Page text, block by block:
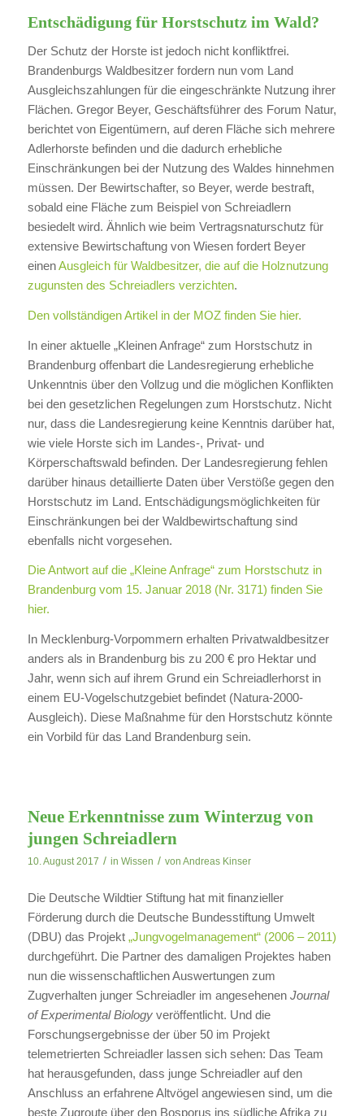
Entschädigung für Horstschutz im Wald?
Der Schutz der Horste ist jedoch nicht konfliktfrei.
Brandenburgs Waldbesitzer fordern nun vom Land
Ausgleichszahlungen für die eingeschränkte Nutzung ihrer
Flächen. Gregor Beyer, Geschäftsführer des Forum Natur,
berichtet von Eigentümern, auf deren Fläche sich mehrere
Adlerhorste befinden und die dadurch erhebliche
Einschränkungen bei der Nutzung des Waldes hinnehmen
müssen. Der Bewirtschafter, so Beyer, werde bestraft,
sobald eine Fläche zum Beispiel von Schreiadlern
besiedelt wird. Ähnlich wie beim Vertragsnaturschutz für
extensive Bewirtschaftung von Wiesen fordert Beyer
einenAusgleich für Waldbesitzer, die auf die Holznutzung
zugunsten des Schreiadlers verzichten.
Den vollständigen Artikel in der MOZ finden Sie hier.
In einer aktuelle „Kleinen Anfrage“ zum Horstschutz in
Brandenburg offenbart die Landesregierung erhebliche
Unkenntnis über den Vollzug und die möglichen Konflikten
bei den gesetzlichen Regelungen zum Horstschutz. Nicht
nur, dass die Landesregierung keine Kenntnis darüber hat,
wie viele Horste sich im Landes-, Privat- und
Körperschaftswald befinden. Der Landesregierung fehlen
darüber hinaus detaillierte Daten über Verstöße gegen den
Horstschutz im Land. Entschädigungsmöglichkeiten für
Einschränkungen bei der Waldbewirtschaftung sind
ebenfalls nicht vorgesehen.
Die Antwort auf die „Kleine Anfrage“ zum Horstschutz in
Brandenburg vom 15. Januar 2018 (Nr. 3171) finden Sie
hier.
In Mecklenburg-Vorpommern erhalten Privatwaldbesitzer
anders als in Brandenburg bis zu 200 € pro Hektar und
Jahr, wenn sich auf ihrem Grund ein Schreiadlerhorst in
einem EU-Vogelschutzgebiet befindet (Natura-2000-
Ausgleich). Diese Maßnahme für den Horstschutz könnte
ein Vorbild für das Land Brandenburg sein.
Neue Erkenntnisse zum Winterzug von
jungen Schreiadlern
10. August 2017 / in Wissen / von Andreas Kinser
Die Deutsche Wildtier Stiftung hat mit finanzieller
Förderung durch die Deutsche Bundesstiftung Umwelt
(DBU) das Projekt „Jungvogelmanagement“ (2006 – 2011)
durchgeführt. Die Partner des damaligen Projektes haben
nun die wissenschaftlichen Auswertungen zum
Zugverhalten junger Schreiadler im angesehenen Journal
of Experimental Biologyveröffentlicht. Und die
Forschungsergebnisse der über 50 im Projekt
telemetrierten Schreiadler lassen sich sehen: Das Team
hat herausgefunden, dass junge Schreiadler auf den
Anschluss an erfahrene Altvögel angewiesen sind, um die
beste Zugroute über den Bosporus ins südliche Afrika zu